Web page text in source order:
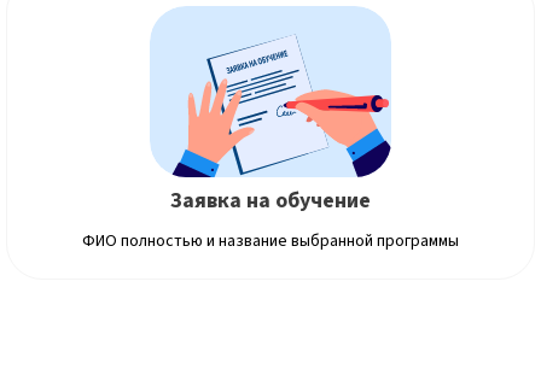
Заявка на обучение
ФИО полностью и название выбранной программы